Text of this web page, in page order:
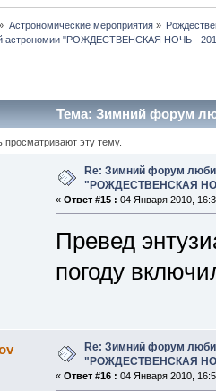
Астрономические мероприятия»
астрономии "РОЖДЕСТВЕНСКАЯ НОЧЬ -
Тема: Зимний форум
раз)
просматривают эту тему.
Re: Зимний форум
"РОЖДЕСТВЕНСКАЯ
« Ответ #15 : 04 Января 2010,
Превед
погоду
Re: Зимний форум
"РОЖДЕСТВЕНСКАЯ
« Ответ #16 : 04 Января 2010,